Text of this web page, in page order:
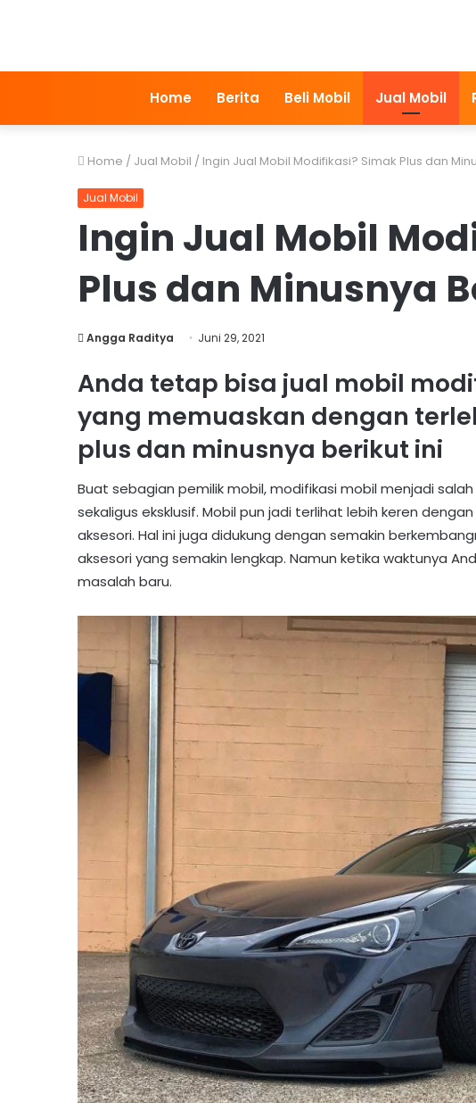
Home Berita Beli Mobil Jual Mobil
Home / Jual Mobil / Ingin Jual Mobil Modifikasi? Simak Plus dan
Jual Mobil
Ingin Jual Mobil
Plus dan Minusnya
Angga Raditya Juni 29, 2021
Anda tetap bisa jual mobil
yang memuaskan dengan
plus dan minusnya berikut ini
Buat sebagian pemilik mobil, modifikasi mobil menjadi
sekaligus eksklusif. Mobil pun jadi terlihat lebih keren
aksesori. Hal ini juga didukung dengan semakin
aksesori yang semakin lengkap. Namun ketika waktunya
masalah baru.